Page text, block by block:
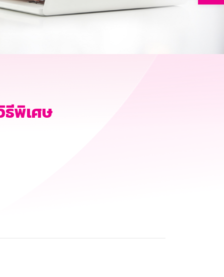
ธีพิเศษ